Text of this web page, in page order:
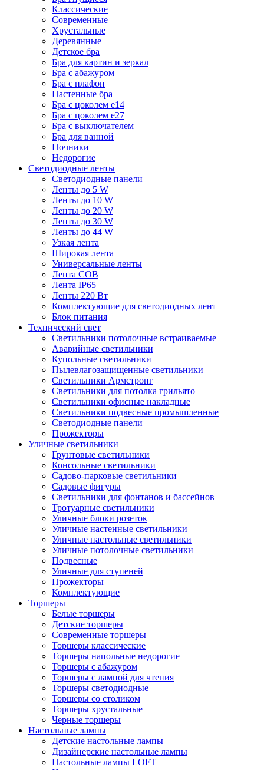
Классические
Современные
Хрустальные
Деревянные
Детское бра
Бра для картин и зеркал
Бра с абажуром
Бра с плафон
Настенные бра
Бра с цоколем e14
Бра с цоколем e27
Бра с выключателем
Бра для ванной
Ночники
Недорогие
Светодиодные ленты
Светодиодные панели
Ленты до 5 W
Ленты до 10 W
Ленты до 20 W
Ленты до 30 W
Ленты до 44 W
Узкая лента
Широкая лента
Универсальные ленты
Лента COB
Лента IP65
Ленты 220 Вт
Комплектующие для светодиодных лент
Блок питания
Технический свет
Cветильники потолочные встраиваемые
Аварийные светильники
Купольные светильники
Пылевлагозащищенные светильники
Светильники Армстронг
Светильники для потолка грильято
Светильники офисные накладные
Светильники подвесные промышленные
Светодиодные панели
Прожекторы
Уличные светильники
Грунтовые светильники
Консольные светильники
Садово-парковые светильники
Садовые фигуры
Светильники для фонтанов и бассейнов
Тротуарные светильники
Уличные блоки розеток
Уличные настенные светильники
Уличные настольные светильники
Уличные потолочные светильники
Подвесные
Уличные для ступеней
Прожекторы
Комплектующие
Торшеры
Белые торшеры
Детские торшеры
Современные торшеры
Торшеры классические
Торшеры напольные недорогие
Торшеры с абажуром
Торшеры с лампой для чтения
Торшеры светодиодные
Торшеры со столиком
Торшеры хрустальные
Черные торшеры
Настольные лампы
Детские настольные лампы
Дизайнерские настольные лампы
Настольные лампы LOFT